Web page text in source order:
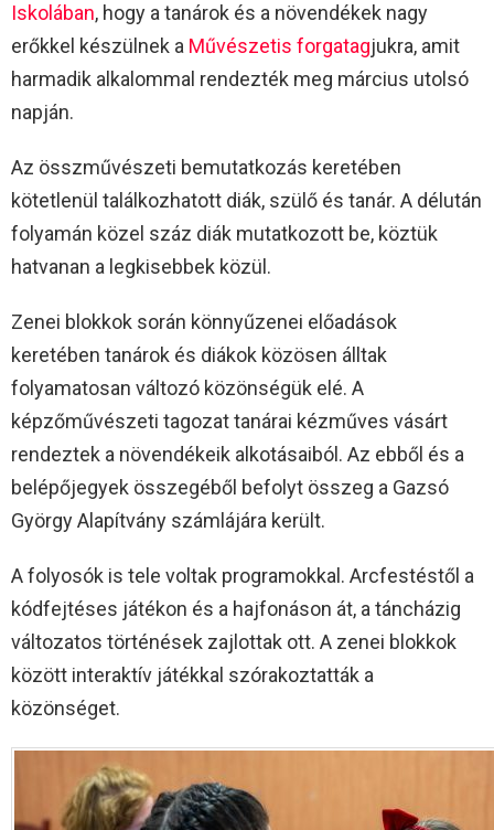
Iskolában, hogy a tanárok és a növendékek nagy
erőkkel készülnek a Művészetis forgatagjukra, amit
harmadik alkalommal rendezték meg március utolsó
napján.
Az összművészeti bemutatkozás keretében
kötetlenül találkozhatott diák, szülő és tanár. A délután
folyamán közel száz diák mutatkozott be, köztük
hatvanan a legkisebbek közül.
Zenei blokkok során könnyűzenei előadások
keretében tanárok és diákok közösen álltak
folyamatosan változó közönségük elé. A
képzőművészeti tagozat tanárai kézműves vásárt
rendeztek a növendékeik alkotásaiból. Az ebből és a
belépőjegyek összegéből befolyt összeg a Gazsó
György Alapítvány számlájára került.
A folyosók is tele voltak programokkal. Arcfestéstől a
kódfejtéses játékon és a hajfonáson át, a táncházig
változatos történések zajlottak ott. A zenei blokkok
között interaktív játékkal szórakoztatták a
közönséget.